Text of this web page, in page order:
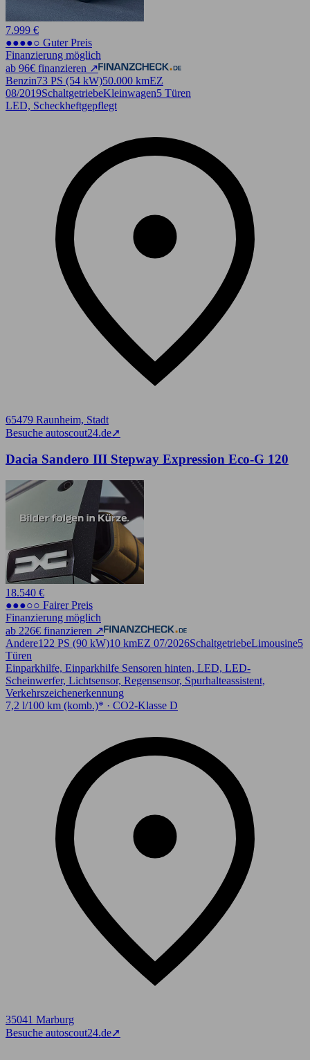
7.999 €
●●●●○ Guter Preis
Finanzierung möglich
ab 96€ finanzieren ↗
Benzin73 PS (54 kW)50.000 kmEZ
08/2019SchaltgetriebeKleinwagen5 Türen
LED, Scheckheftgepflegt
65479 Raunheim, Stadt
Besuche autoscout24.de➚
Dacia Sandero III Stepway Expression Eco-G 120
18.540 €
●●●○○ Fairer Preis
Finanzierung möglich
ab 226€ finanzieren ↗
Andere122 PS (90 kW)10 kmEZ 07/2026SchaltgetriebeLimousine5
Türen
Einparkhilfe, Einparkhilfe Sensoren hinten, LED, LED-
Scheinwerfer, Lichtsensor, Regensensor, Spurhalteassistent,
Verkehrszeichenerkennung
7,2 l/100 km (komb.)* · CO2-Klasse D
35041 Marburg
Besuche autoscout24.de➚